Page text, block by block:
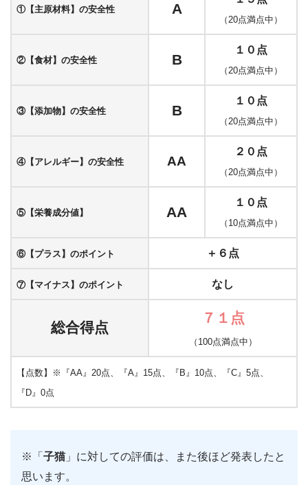
①【主原材料】の安全性 A
（20点満点中）
②【食材】の安全性 B
１０点
（20点満点中）
③【添加物】の安全性 B
１０点
（20点満点中）
④【アレルギー】の安全性 AA
２０点
（20点満点中）
⑤【栄養成分値】 AA
１０点
（10点満点中）
⑥【プラス】のポイント ＋６点
⑦【マイナス】のポイント なし
総合得点
７１点
（100点満点中）
【点数】※『AA』20点、『A』15点、『B』10点、『C』5点、
『D』0点
※「 子猫」に対しての評価は、また後ほど発表したと
思います。